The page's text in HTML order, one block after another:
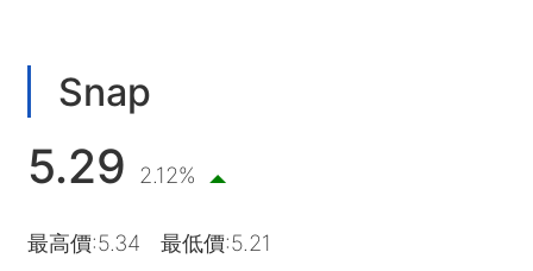
加密貨幣
指數
交易
交易平台
風險管理
市場工具
財經日曆
教育
公司
Snap
5.29 2.12%
最高價:5.34 最低價:5.21